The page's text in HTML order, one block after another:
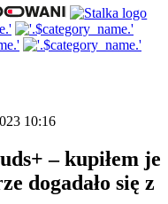
10:16
– kupiłem je
dogadało się z